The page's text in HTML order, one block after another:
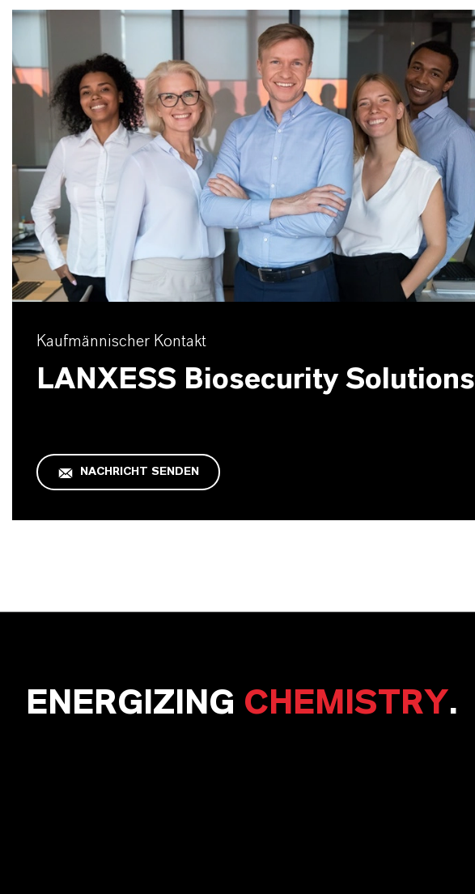
Kaufmännischer Kontakt
LANXESS Biosecurity Solutions
NACHRICHT SENDEN
ENERGIZING CHEMISTRY.